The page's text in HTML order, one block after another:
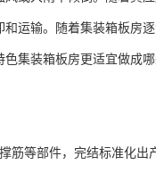
运输。随着集装箱板房
集装箱板房更适宜做成
等部件，完结标准化出